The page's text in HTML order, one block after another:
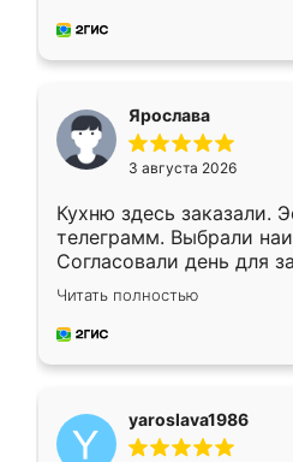
для замера сотрудник
предложил по моему
Ярослава
3 августа 2026
Кухню здесь заказали.
телеграмм. Выбрали
Согласовали день для
недели кухня была уже
довольны работой.
мебель за качественную
Читать полностью
yaroslava1986